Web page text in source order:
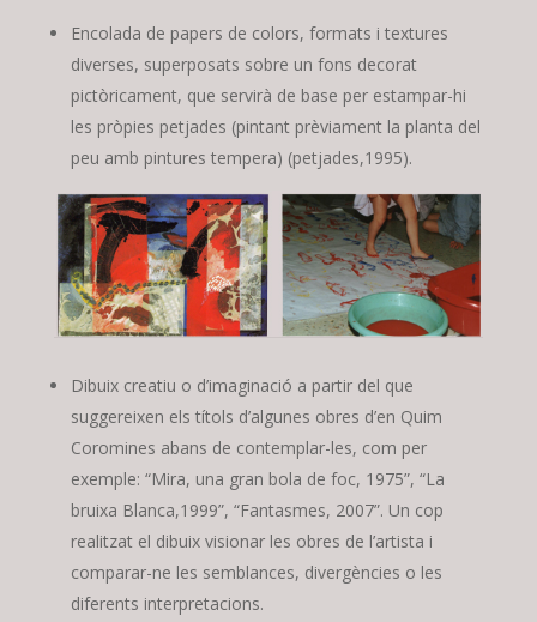
Encolada de papers de colors, formats i textures
diverses, superposats sobre un fons decorat
pictòricament, que servirà de base per estampar-hi
les pròpies petjades (pintant prèviament la planta del
peu amb pintures tempera) (petjades,1995).
Dibuix creatiu o d’imaginació a partir del que
suggereixen els títols d’algunes obres d’en Quim
Coromines abans de contemplar-les, com per
exemple: “Mira, una gran bola de foc, 1975”, “La
bruixa Blanca,1999”, “Fantasmes, 2007”. Un cop
realitzat el dibuix visionar les obres de l’artista i
comparar-ne les semblances, divergències o les
diferents interpretacions.